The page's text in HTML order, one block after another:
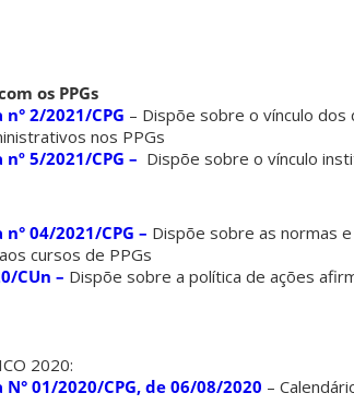
os PPGs
2/2021/CPG – Dispõe sobre o vínculo
nos PPGs
5/2021/CPG – Dispõe sobre o vínculo
04/2021/CPG – Dispõe sobre as normas
cursos de PPGs
CUn – Dispõe sobre a política de ações
2020:
01/2020/CPG, de 06/08/2020 –